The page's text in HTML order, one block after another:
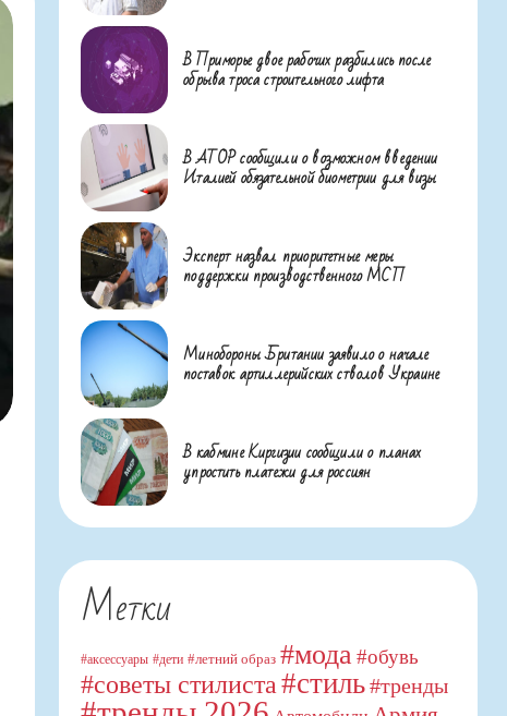
В Приморье двое рабочих разбились после
обрыва троса строительного лифта
В АТОР сообщили о возможном введении
Италией обязательной биометрии для визы
Эксперт назвал приоритетные меры
поддержки производственного МСП
Минобороны Британии заявило о начале
поставок артиллерийских стволов Украине
В кабмине Киргизии сообщили о планах
упростить платежи для россиян
Метки
#аксессуары #дети #летний образ #мода #обувь
#советы стилиста #стиль#тренды